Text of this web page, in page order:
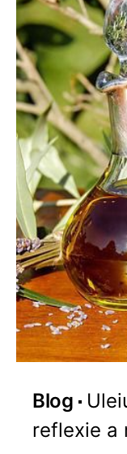
Blog
reflexie